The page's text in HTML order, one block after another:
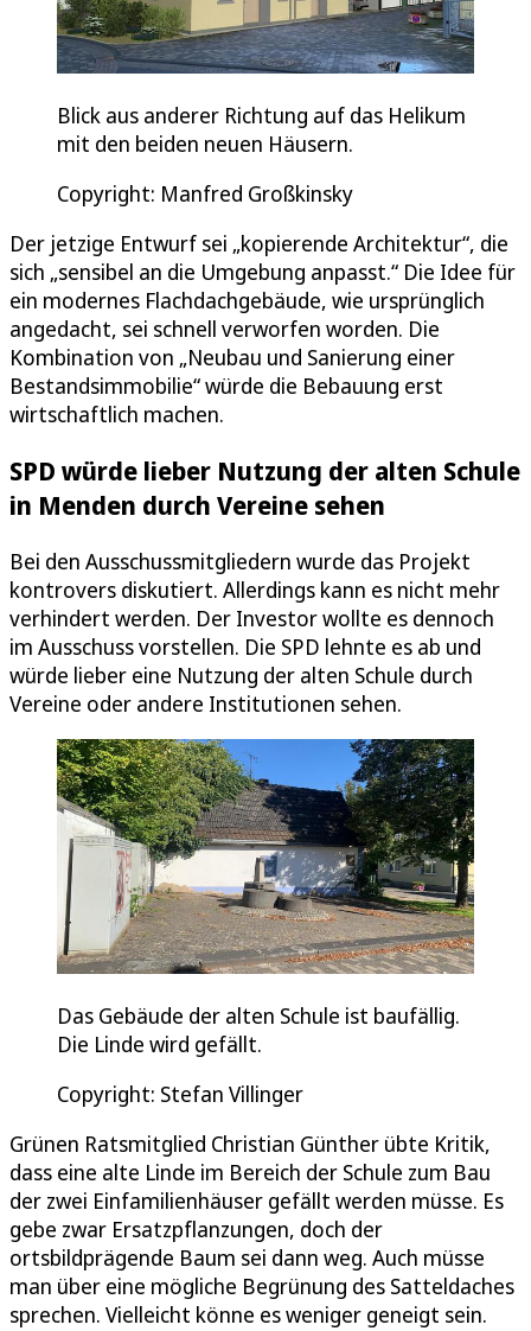
Blick aus anderer Richtung auf das Helikum
mit den beiden neuen Häusern.
Copyright: Manfred Großkinsky
Der jetzige Entwurf sei „kopierende Architektur“, die
sich „sensibel an die Umgebung anpasst.“ Die Idee für
ein modernes Flachdachgebäude, wie ursprünglich
angedacht, sei schnell verworfen worden. Die
Kombination von „Neubau und Sanierung einer
Bestandsimmobilie“ würde die Bebauung erst
wirtschaftlich machen.
SPD würde lieber Nutzung der alten Schule
in Menden durch Vereine sehen
Bei den Ausschussmitgliedern wurde das Projekt
kontrovers diskutiert. Allerdings kann es nicht mehr
verhindert werden. Der Investor wollte es dennoch
im Ausschuss vorstellen. Die SPD lehnte es ab und
würde lieber eine Nutzung der alten Schule durch
Vereine oder andere Institutionen sehen.
Das Gebäude der alten Schule ist baufällig.
Die Linde wird gefällt.
Copyright: Stefan Villinger
Grünen Ratsmitglied Christian Günther übte Kritik,
dass eine alte Linde im Bereich der Schule zum Bau
der zwei Einfamilienhäuser gefällt werden müsse. Es
gebe zwar Ersatzpflanzungen, doch der
ortsbildprägende Baum sei dann weg. Auch müsse
man über eine mögliche Begrünung des Satteldaches
sprechen. Vielleicht könne es weniger geneigt sein.